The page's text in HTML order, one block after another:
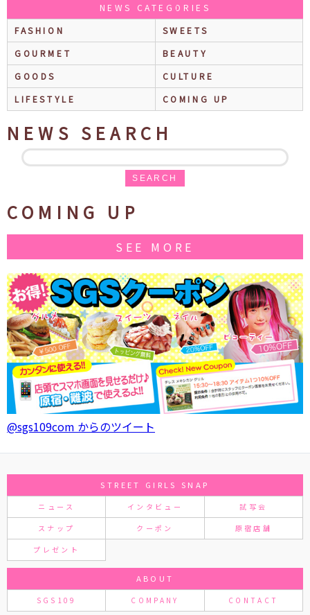
NEWS CATEGORIES
FASHION
SWEETS
GOURMET
BEAUTY
GOODS
CULTURE
LIFESTYLE
COMING UP
NEWS SEARCH
SEARCH
COMING UP
SEE MORE
@sgs109com からのツイート
STREET GIRLS SNAP
ニュース インタビュー 試写会
スナップ クーポン 原宿店舗
プレゼント
ABOUT
SGS109 COMPANY CONTACT